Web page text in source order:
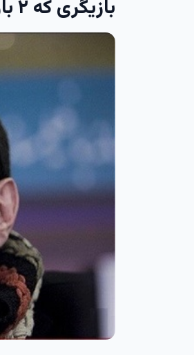
بازیگری که ۲ بار نقش رهبری را ایفا کرد